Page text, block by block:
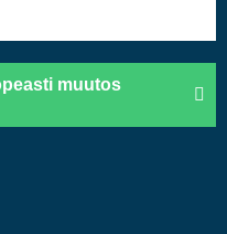
muutos